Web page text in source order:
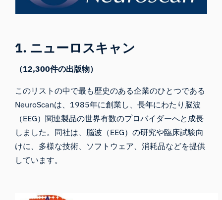
1. ニューロスキャン
（12,300件の出版物）
このリストの中で最も歴史のある企業のひとつである
NeuroScanは、1985年に創業し、長年にわたり脳波
（EEG）関連製品の世界有数のプロバイダーへと成長
しました。同社は、脳波（EEG）の研究や臨床試験向
けに、多様な技術、ソフトウェア、消耗品などを提供
しています。